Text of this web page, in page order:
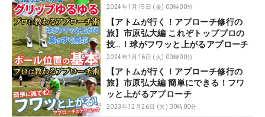
2024年1月19日 (金) 00時00分
【アトムが行く！アプローチ修行の
旅】市原弘大編 これぞトッププロの
技…！球がフワッと上がるアプローチ
2024年1月16日 (火) 00時00分
【アトムが行く！アプローチ修行の
旅】市原弘大編 簡単にできる！フワ
ッと上がるアプローチ
2023年12月26日 (火) 00時00分